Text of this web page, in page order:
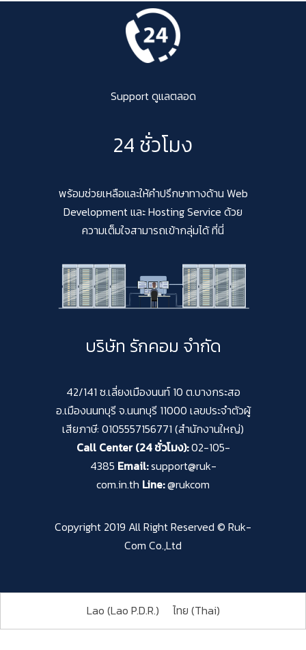
Support ดูแลตลอด
24 ชั่วโมง
พร้อมช่วยเหลือและให้คำปรึกษาทางด้าน Web
Development และ Hosting Service ด้วย
ความเต็มใจสามารถเข้ากลุ่มได้ ที่นี่
บริษัท รักคอม จำกัด
42/141 ซ.เลี่ยงเมืองนนท์ 10 ต.บางกระสอ
อ.เมืองนนทบุรี จ.นนทบุรี 11000 เลขประจำตัวผู้
เสียภาษี: 0105557156771 (สำนักงานใหญ่)
Call Center (24 ชั่วโมง):02-105-
4385 Email:support@ruk-
com.in.th Line:@rukcom
Copyright 2019 All Right Reserved © Ruk-
Com Co.,Ltd
Lao (Lao P.D.R.) ไทย (Thai)